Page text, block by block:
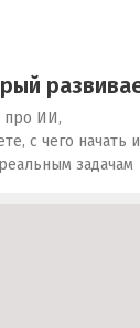
ИИ,
с чего начать
задачам